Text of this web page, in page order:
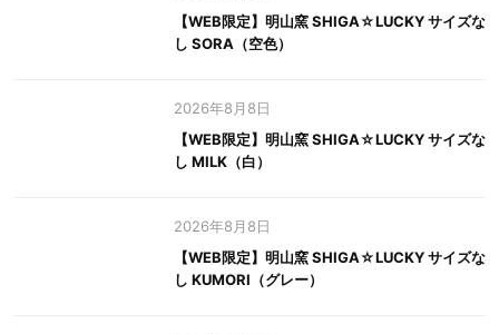
【WEB限定】明山窯 SHIGA☆LUCKY サイズな
し SORA（空色）
2026年8月8日
【WEB限定】明山窯 SHIGA☆LUCKY サイズな
し MILK（白）
2026年8月8日
【WEB限定】明山窯 SHIGA☆LUCKY サイズな
し KUMORI（グレー）